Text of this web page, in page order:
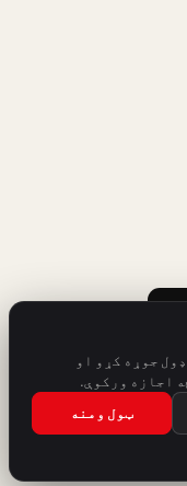
جوړه کړو او
اجازه ورکوې.
ټول ومنه